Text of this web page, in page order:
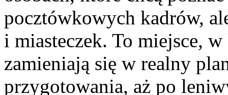
pocztówkowych kadrów,
i miasteczek. To miejsce,
zamieniają się w realny
przygotowania, aż po